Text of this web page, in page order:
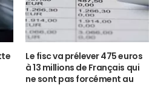
Le fisc va prélever 475 euros
à 13 millions de Français qui
ne sont pas forcément au